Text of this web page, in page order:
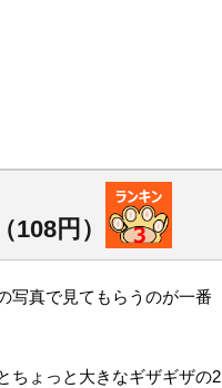
円）
写真で見てもらうのが一番
ちょっと大きなギザギザの2